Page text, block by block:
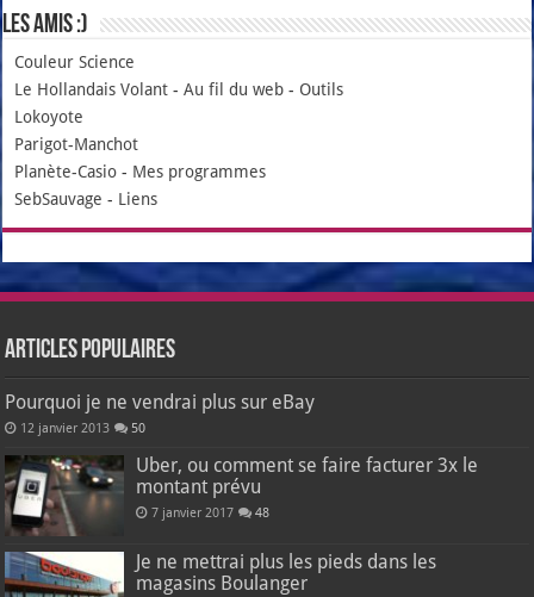
Les amis :)
Couleur Science
Le Hollandais Volant -Au fil du web - Outils
Lokoyote
Parigot-Manchot
Planète-Casio - Mes programmes
SebSauvage - Liens
Articles populaires
Pourquoi je ne vendrai plus sur eBay
12 janvier 2013 50
Uber, ou comment se faire facturer 3x le
montant prévu
7 janvier 2017 48
Je ne mettrai plus les pieds dans les
magasins Boulanger